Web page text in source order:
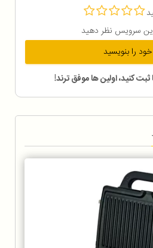
سرویس نظر دهید
را بنویسید
ثبت کنید، اولین ها موفق ترند!